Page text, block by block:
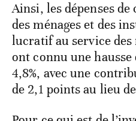
Ainsi, les dépenses
des ménages et des
lucratif au service des
ont connu une hausse
4,8%, avec une
de 2,1 points au lieu